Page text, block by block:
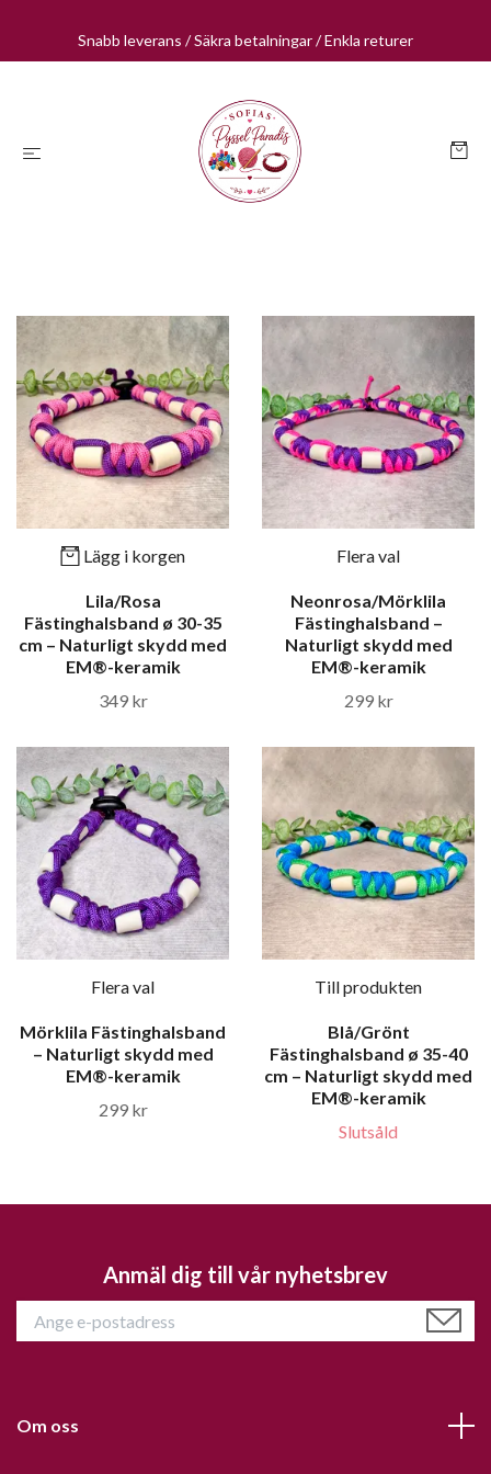
Snabb leverans / Säkra betalningar / Enkla returer
Lägg i korgen
Lila/Rosa
Fästinghalsband ø 30-35
cm – Naturligt skydd med
EM®-keramik
349 kr
Flera val
Neonrosa/Mörklila
Fästinghalsband –
Naturligt skydd med
EM®-keramik
299 kr
Flera val
Mörklila Fästinghalsband
– Naturligt skydd med
EM®-keramik
299 kr
Till produkten
Blå/Grönt
Fästinghalsband ø 35-40
cm – Naturligt skydd med
EM®-keramik
Slutsåld
Anmäl dig till vår nyhetsbrev
Om oss